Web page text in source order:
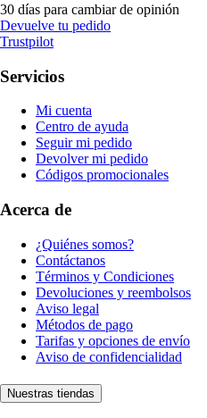
30 días para cambiar de opinión
Devuelve tu pedido
Trustpilot
Servicios
Mi cuenta
Centro de ayuda
Seguir mi pedido
Devolver mi pedido
Códigos promocionales
Acerca de
¿Quiénes somos?
Contáctanos
Términos y Condiciones
Devoluciones y reembolsos
Aviso legal
Métodos de pago
Tarifas y opciones de envío
Aviso de confidencialidad
Nuestras tiendas